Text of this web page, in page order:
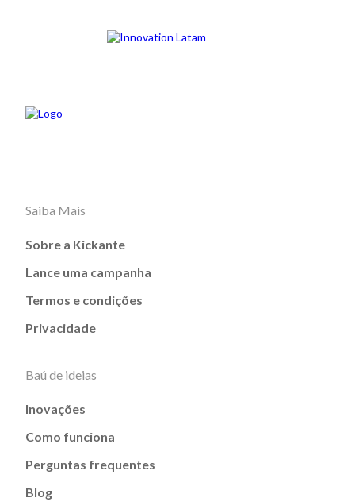
Saiba Mais
Sobre a Kickante
Lance uma campanha
Termos e condições
Privacidade
Baú de ideias
Inovações
Como funciona
Perguntas frequentes
Blog